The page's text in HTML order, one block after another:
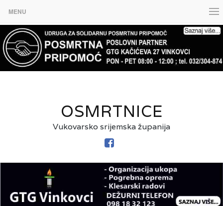
MENU
OSMRTNICE
Vukovarsko srijemska županija